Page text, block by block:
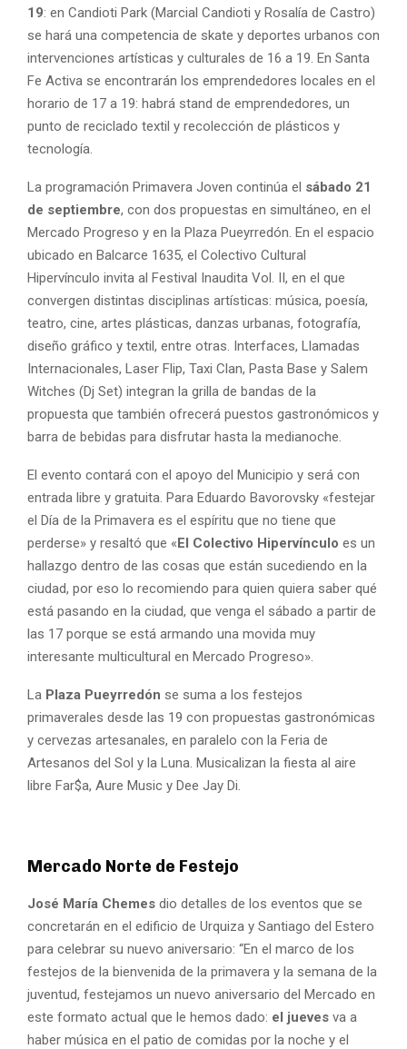
19: en Candioti Park (Marcial Candioti y Rosalía de Castro)
se hará una competencia de skate y deportes urbanos con
intervenciones artísticas y culturales de 16 a 19. En Santa
Fe Activa se encontrarán los emprendedores locales en el
horario de 17 a 19: habrá stand de emprendedores, un
punto de reciclado textil y recolección de plásticos y
tecnología.
La programación Primavera Joven continúa el sábado 21
de septiembre, con dos propuestas en simultáneo, en el
Mercado Progreso y en la Plaza Pueyrredón. En el espacio
ubicado en Balcarce 1635, el Colectivo Cultural
Hipervínculo invita al Festival Inaudita Vol. II, en el que
convergen distintas disciplinas artísticas: música, poesía,
teatro, cine, artes plásticas, danzas urbanas, fotografía,
diseño gráfico y textil, entre otras. Interfaces, Llamadas
Internacionales, Laser Flip, Taxi Clan, Pasta Base y Salem
Witches (Dj Set) integran la grilla de bandas de la
propuesta que también ofrecerá puestos gastronómicos y
barra de bebidas para disfrutar hasta la medianoche.
El evento contará con el apoyo del Municipio y será con
entrada libre y gratuita. Para Eduardo Bavorovsky «festejar
el Día de la Primavera es el espíritu que no tiene que
perderse» y resaltó que «El Colectivo Hipervínculo es un
hallazgo dentro de las cosas que están sucediendo en la
ciudad, por eso lo recomiendo para quien quiera saber qué
está pasando en la ciudad, que venga el sábado a partir de
las 17 porque se está armando una movida muy
interesante multicultural en Mercado Progreso».
La Plaza Pueyrredón se suma a los festejos
primaverales desde las 19 con propuestas gastronómicas
y cervezas artesanales, en paralelo con la Feria de
Artesanos del Sol y la Luna. Musicalizan la fiesta al aire
libre Far$a, Aure Music y Dee Jay Di.
Mercado Norte de Festejo
José María Chemes dio detalles de los eventos que se
concretarán en el edificio de Urquiza y Santiago del Estero
para celebrar su nuevo aniversario: “En el marco de los
festejos de la bienvenida de la primavera y la semana de la
juventud, festejamos un nuevo aniversario del Mercado en
este formato actual que le hemos dado: el jueves va a
haber música en el patio de comidas por la noche y el